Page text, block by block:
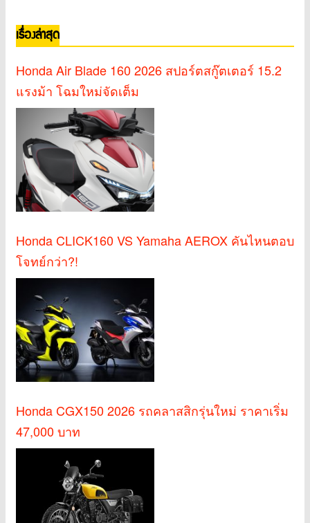
เรื่องล่าสุด
Honda Air Blade 160 2026 สปอร์ตสกู๊ตเตอร์ 15.2
แรงม้า โฉมใหม่จัดเต็ม
Honda CLICK160 VS Yamaha AEROX คันไหนตอบ
โจทย์กว่า?!
Honda CGX150 2026 รถคลาสสิกรุ่นใหม่ ราคาเริ่ม
47,000 บาท